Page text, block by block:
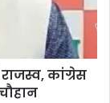
कांग्रेस